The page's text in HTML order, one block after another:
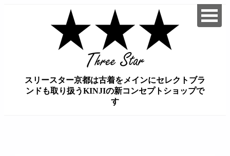
スリースター京都は古着をメインにセレクトブラ
ンドも取り扱うKINJIの新コンセプトショップで
す